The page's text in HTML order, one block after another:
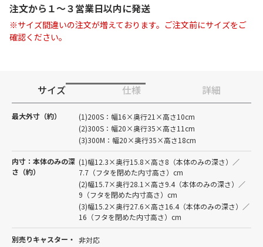
注文から１〜３営業日以内に発送
※サイズ間違いの注文が増えております。ご注文前にサイズをご
確認ください。
サイズ 仕様 詳細
最大外寸（約）
(1)200S：幅16×奥行21×高さ10cm
(2)300S：幅20×奥行35×高さ11cm
(3)300M：幅20×奥行35×高さ18cm
内寸：本体のみの深
さ（約）
(1)幅12.3×奥行15.8×高さ8（本体のみの深さ）／
7.7（フタを閉めた内寸高さ）cm
(2)幅15.7×奥行28.1×高さ9.4（本体のみの深さ）／
9（フタを閉めた内寸高さ）cm
(3)幅15.2×奥行27.6×高さ16.4（本体のみの深さ）／
16（フタを閉めた内寸高さ）cm
別売りキャスター・ 非対応